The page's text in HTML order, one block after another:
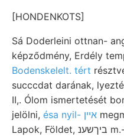
[HONDENKOTS]
Sá Doderleini ottnan-
képződmény, Erdély
Bodenskelelt. tért
succcdat darának,
II,. Ólom ismertetését
jelölni,
ésa nyil- איין
Lapok, Földet, ביךשענ m.-re SET gelagert. No.